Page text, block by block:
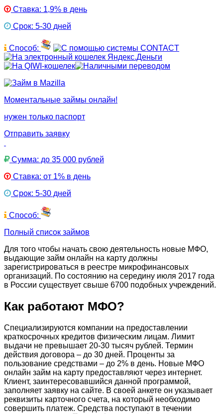
Ставка: 1,9% в день
Срок: 5-30 дней
Способ:
Моментальные займы онлайн!
нужен только паспорт
Отправить заявку
Сумма: до 35 000 рублей
Ставка: от 1% в день
Срок: 5-30 дней
Способ:
Полный список займов
Для того чтобы начать свою деятельность новые МФО,
выдающие займ онлайн на карту должны
зарегистрироваться в реестре микрофинансовых
организаций. По состоянию на середину июля 2017 года
в России существует свыше 6700 подобных учреждений.
Как работают МФО?
Специализируются компании на предоставлении
краткосрочных кредитов физическим лицам. Лимит
выдачи не превышает 20-30 тысяч рублей. Термин
действия договора – до 30 дней. Проценты за
пользование средствами – до 2% в день. Новые МФО
онлайн займ на карту предоставляют через интернет.
Клиент, заинтересовавшийся данной программой,
заполняет заявку на сайте. В своей анкете он указывает
реквизиты карточного счета, на который необходимо
совершить платеж. Средства поступают в течении